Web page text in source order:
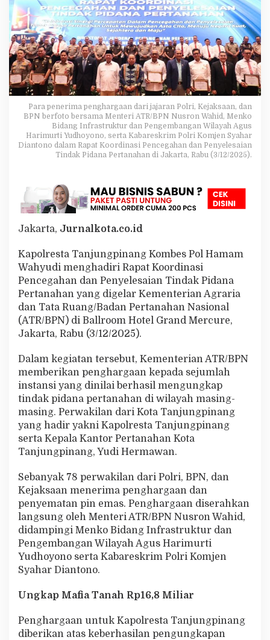
p
i
n
a
n
g
T
e
r
i
m
a
P
e
n
a
r
g
a
d
i
R
a
k
o
r
n
A
T
R
/
P
N
a
t
P
e
n
g
u
n
g
k
a
a
s
Para penerima penghargaan dari jajaran Polri, Kejaksaan, dan
BPN berfoto bersama Menteri ATR/BPN Nusron Wahid, Menko
Bidang Infrastruktur dan Pengembangan Wilayah Agus
Harimurti Yudhoyono, serta Kabareskrim Polri Komjen Syahar
Diantono dalam Rapat Koordinasi Pencegahan dan Penyelesaian
Tindak Pidana Pertanahan di Jakarta, Rabu (3/12/2025).
Jakarta, Jurnalkota.co.id
Kapolresta Tanjungpinang Kombes Pol Hamam
Wahyudi menghadiri Rapat Koordinasi
Pencegahan dan Penyelesaian Tindak Pidana
Pertanahan yang digelar Kementerian Agraria
dan Tata Ruang/Badan Pertanahan Nasional
(ATR/BPN) di Ballroom Hotel Grand Mercure,
Jakarta, Rabu (3/12/2025).
Dalam kegiatan tersebut, Kementerian ATR/BPN
memberikan penghargaan kepada sejumlah
instansi yang dinilai berhasil mengungkap
tindak pidana pertanahan di wilayah masing-
masing. Perwakilan dari Kota Tanjungpinang
yang hadir yakni Kapolresta Tanjungpinang
serta Kepala Kantor Pertanahan Kota
Tanjungpinang, Yudi Hermawan.
Sebanyak 78 perwakilan dari Polri, BPN, dan
Kejaksaan menerima penghargaan dan
penyematan pin emas. Penghargaan diserahkan
langsung oleh Menteri ATR/BPN Nusron Wahid,
didampingi Menko Bidang Infrastruktur dan
Pengembangan Wilayah Agus Harimurti
Yudhoyono serta Kabareskrim Polri Komjen
Syahar Diantono.
Ungkap Mafia Tanah Rp16,8 Miliar
Penghargaan untuk Kapolresta Tanjungpinang
diberikan atas keberhasilan pengungkapan